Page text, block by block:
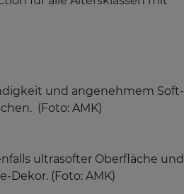
und angenehmem Soft-
(Foto: AMK)
ultrasofter Oberfläche und
(Foto: AMK)